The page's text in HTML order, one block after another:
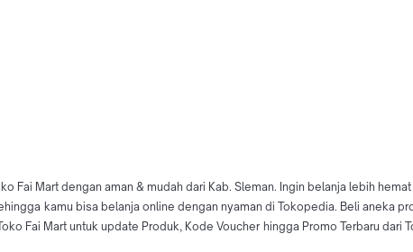
Mart dengan aman & mudah dari Kab. Sleman. Ingin belanja lebih
kamu bisa belanja online dengan nyaman di Tokopedia. Beli aneka
Fai Mart untuk update Produk, Kode Voucher hingga Promo Terbaru dari